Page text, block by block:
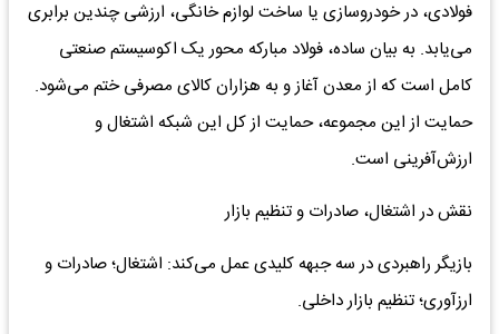
فولادی، در خودروسازی یا ساخت لوازم خانگی، ارزشی چندین برابری
می‌یابد. به بیان ساده، فولاد مبارکه محور یک اکوسیستم صنعتی
کامل است که از معدن آغاز و به هزاران کالای مصرفی ختم می‌شود.
حمایت از این مجموعه، حمایت از کل این شبکه اشتغال و
ارزش‌آفرینی است.
نقش در اشتغال، صادرات و تنظیم بازار
بازیگر راهبردی در سه جبهه کلیدی عمل می‌کند: اشتغال؛ صادرات و
ارزآوری؛ تنظیم بازار داخلی.